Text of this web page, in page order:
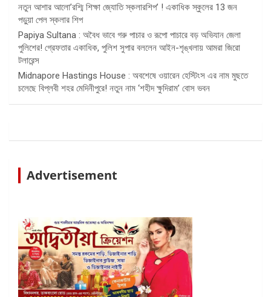
নতুন আশার আলো’রশ্মি শিক্ষা জ্যোতি স্কলারশিপ’ ! একাধিক স্কুলের 13 জন
পড়ুয়া পেল স্কলার শিপ
Papiya Sultana : অবৈধ ভাবে গরু পাচার ও রূপো পাচারে বড় অভিযান জেলা
পুলিশের! গ্রেফতার একাধিক, পুলিশ সুপার বললেন আইন-শৃঙ্খলায় আমরা জিরো
টলারেন্স
Midnapore Hastings House : অবশেষে ওয়ারেন হেস্টিংস এর নাম মুছতে
চলেছে বিপ্লবী শহর মেদিনীপুরে! নতুন নাম ‘শহীদ ক্ষুদিরাম’ বোস ভবন
Advertisement